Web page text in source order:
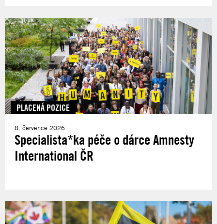
PLACENÁ POZICE
8. července 2026
Specialista*ka péče o dárce Amnesty
International ČR